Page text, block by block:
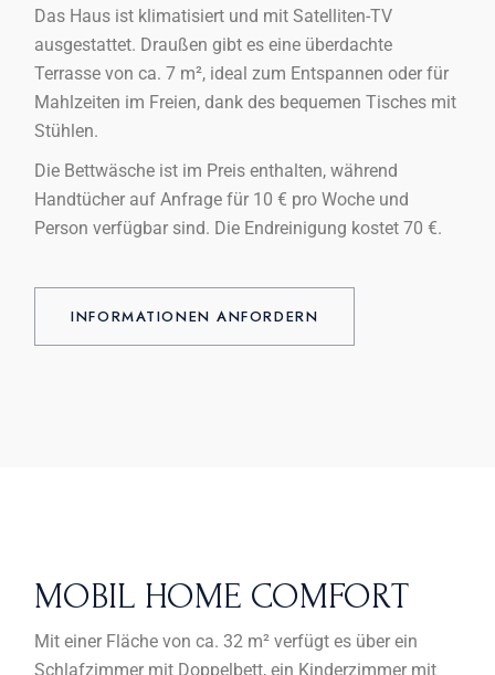
Das Haus ist klimatisiert und mit Satelliten-TV
ausgestattet. Draußen gibt es eine überdachte
Terrasse von ca. 7 m², ideal zum Entspannen oder für
Mahlzeiten im Freien, dank des bequemen Tisches mit
Stühlen.
Die Bettwäsche ist im Preis enthalten, während
Handtücher auf Anfrage für 10 € pro Woche und
Person verfügbar sind. Die Endreinigung kostet 70 €.
INFORMATIONEN ANFORDERN
MOBIL HOME COMFORT
Mit einer Fläche von ca. 32 m² verfügt es über ein
Schlafzimmer mit Doppelbett, ein Kinderzimmer mit